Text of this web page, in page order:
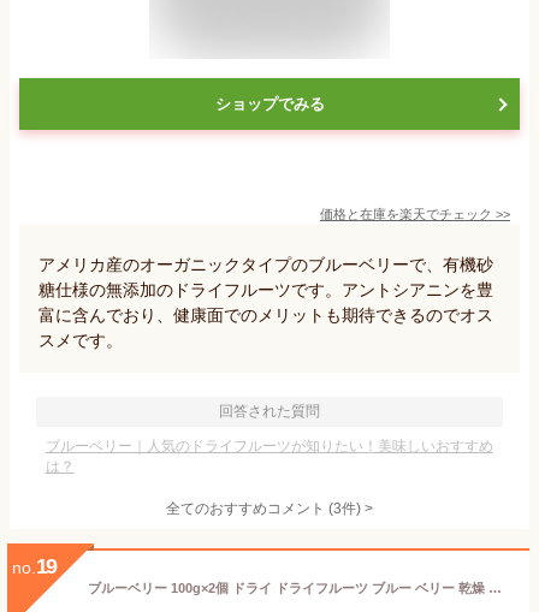
ショップでみる
価格と在庫を楽天でチェック >>
アメリカ産のオーガニックタイプのブルーベリーで、有機砂
糖仕様の無添加のドライフルーツです。アントシアニンを豊
富に含んでおり、健康面でのメリットも期待できるのでオス
スメです。
回答された質問
ブルーベリー｜人気のドライフルーツが知りたい！美味しいおすすめ
は？
全てのおすすめコメント (3件) >
no. 19
ブルーベリー 100g×2個 ドライ ドライフルーツ ブルー ベリー 乾燥 カルチベイト カルティベイト サプリ ルテイン 着色料 保存料 香料 不使用 無着色 業務用 ポリフェノール アントシアニン 食物繊維 ビタミン ミネラル サラダ お菓子 グラノーラ スイーツ スムージー 材料